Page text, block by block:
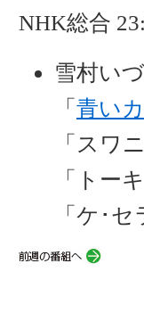
NHK総合
雪村い
「 青い
「スワ
「トー
「ケ･セ